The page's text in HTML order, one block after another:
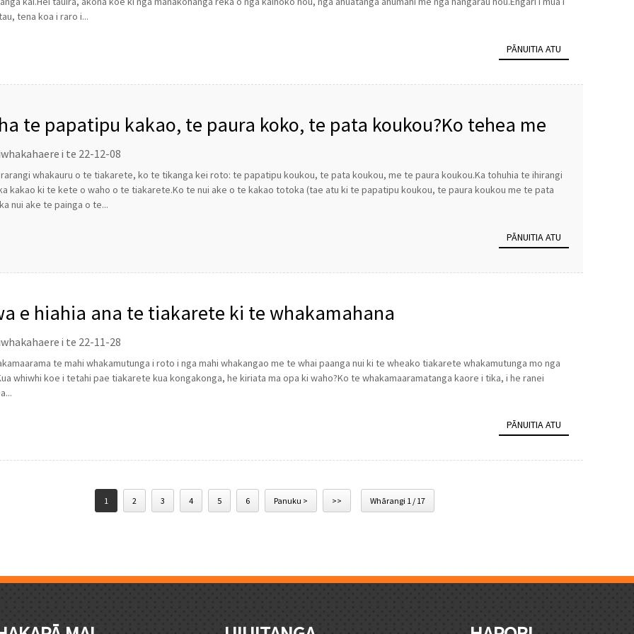
tena koa i raro i...
PĀNUITIA ATU
te papatipu kakao, te paura koko, te pata koukou?Ko tehea me
hei hanga tiakarete?
i te 22-12-08
whakauru o te tiakarete, ko te tikanga kei roto: te papatipu koukou, te pata koukou, me te paura koukou.Ka tohuhia te ihirangi
kakao ki te kete o waho o te tiakarete.Ko te nui ake o te kakao totoka (tae atu ki te papatipu koukou, te paura koukou me te pata
nui ake te painga o te...
PĀNUITIA ATU
e hiahia ana te tiakarete ki te whakamahana
i te 22-11-28
te mahi whakamutunga i roto i nga mahi whakangao me te whai paanga nui ki te wheako tiakarete whakamutunga mo nga
whiwhi koe i tetahi pae tiakarete kua kongakonga, he kiriata ma opa ki waho?Ko te whakamaaramatanga kaore i tika, i he ranei
PĀNUITIA ATU
1 2 3 4 5 6 Panuku > >> Whārangi 1 / 17